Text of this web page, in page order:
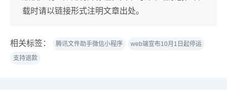
载时请以链接形式注明文章出处。
相关标签： 腾讯文件助手微信小程序
web端宣布10月1日起停运
支持退款